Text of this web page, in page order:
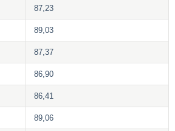
87,23
89,03
87,37
86,90
86,41
89,06